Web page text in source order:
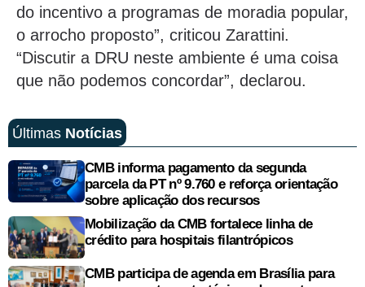
do incentivo a programas de moradia popular,
o arrocho proposto”, criticou Zarattini.
“Discutir a DRU neste ambiente é uma coisa
que não podemos concordar”, declarou.
Últimas Notícias
CMB informa pagamento da segunda
parcela da PT nº 9.760 e reforça orientação
sobre aplicação dos recursos
Mobilização da CMB fortalece linha de
crédito para hospitais filantrópicos
CMB participa de agenda em Brasília para